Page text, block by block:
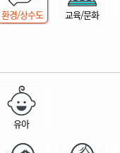
환경/상수도 교육/문화
유아